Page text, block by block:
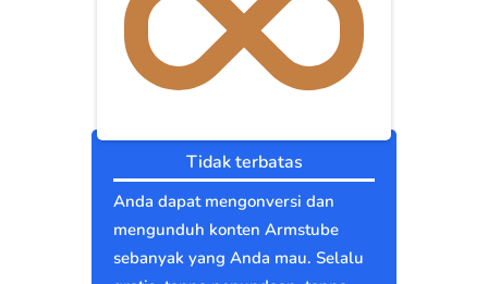
Tidak terbatas
Anda dapat mengonversi dan
mengunduh konten Armstube
sebanyak yang Anda mau. Selalu